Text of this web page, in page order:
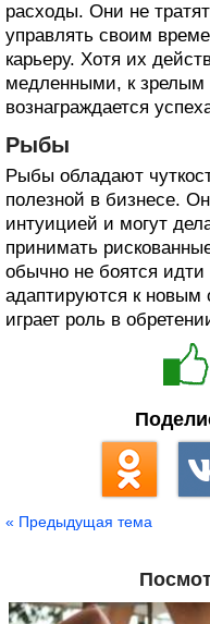
расходы. Они не
управлять своим
карьеру. Хотя их
медленными, к зрелым
вознаграждается
Рыбы
Рыбы обладают
полезной в бизнесе.
интуицией и могут
принимать
обычно не боятся идти
адаптируются к новым
играет роль в
« Предыдущая тема